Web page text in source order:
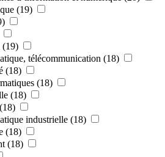
(19)
(19)
télécommunication (18)
(18)
(18)
(18)
(18)
industrielle (18)
(18)
(18)